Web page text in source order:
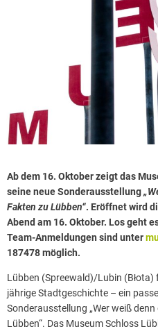
Ab dem 16. Oktober zeigt das
seine neue Sonderausstellung
Fakten zu Lübben“. Eröffnet wird
Abend am 16. Oktober. Los geht
Team-Anmeldungen sind unter
187478 möglich.
Lübben (Spreewald)/Lubin
jährige Stadtgeschichte – ein
Sonderausstellung „Wer weiß
Lübben“. Das Museum Schloss